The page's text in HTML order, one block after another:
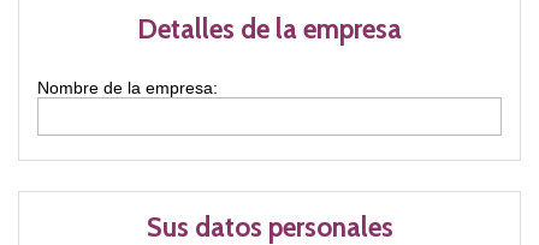
Sus datos personales
Detalles de la empresa
Nombre de la empresa: